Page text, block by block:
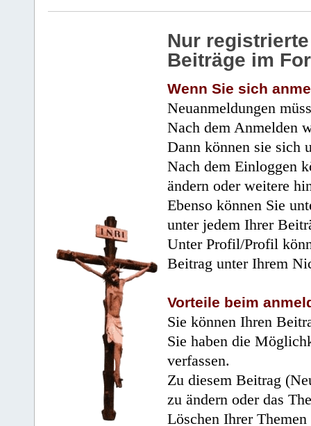
Nur
Beiträge im
Wenn Sie sich
Neuanmeldungen
Nach dem Anmelden
Dann können sie sich
Nach dem Einloggen
ändern oder weitere
Ebenso können Sie
unter jedem Ihrer
Unter Profil/Profil
Beitrag unter Ihrem
Vorteile beim
Sie können Ihren
Sie haben die
verfassen.
Zu diesem Beitrag
zu ändern oder das
Löschen Ihrer